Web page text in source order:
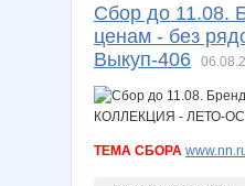
Сбор до 11.08.
ценам - без
Выкуп-406
ТЕМА СБОРА